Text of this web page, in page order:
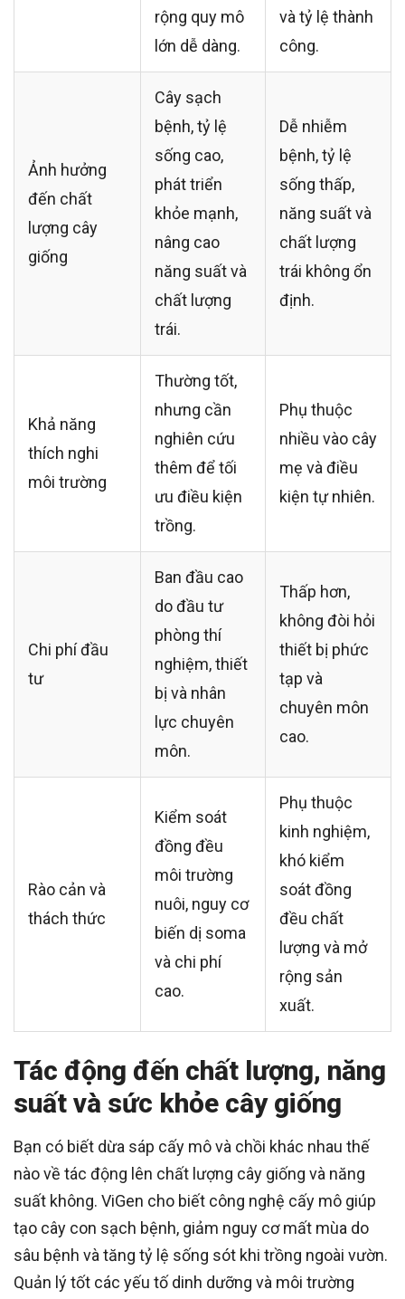
rộng quy mô
lớn dễ dàng.
và tỷ lệ thành
công.
Ảnh hưởng
đến chất
lượng cây
giống
Cây sạch
bệnh, tỷ lệ
sống cao,
phát triển
khỏe mạnh,
nâng cao
năng suất và
chất lượng
trái.
Dễ nhiễm
bệnh, tỷ lệ
sống thấp,
năng suất và
chất lượng
trái không ổn
định.
Khả năng
thích nghi
môi trường
Thường tốt,
nhưng cần
nghiên cứu
thêm để tối
ưu điều kiện
trồng.
Phụ thuộc
nhiều vào cây
mẹ và điều
kiện tự nhiên.
Chi phí đầu
tư
Ban đầu cao
do đầu tư
phòng thí
nghiệm, thiết
bị và nhân
lực chuyên
môn.
Thấp hơn,
không đòi hỏi
thiết bị phức
tạp và
chuyên môn
cao.
Rào cản và
thách thức
Kiểm soát
đồng đều
môi trường
nuôi, nguy cơ
biến dị soma
và chi phí
cao.
Phụ thuộc
kinh nghiệm,
khó kiểm
soát đồng
đều chất
lượng và mở
rộng sản
xuất.
Tác động đến chất lượng, năng
suất và sức khỏe cây giống
Bạn có biết dừa sáp cấy mô và chồi khác nhau thế
nào về tác động lên chất lượng cây giống và năng
suất không. ViGen cho biết công nghệ cấy mô giúp
tạo cây con sạch bệnh, giảm nguy cơ mất mùa do
sâu bệnh và tăng tỷ lệ sống sót khi trồng ngoài vườn.
Quản lý tốt các yếu tố dinh dưỡng và môi trường